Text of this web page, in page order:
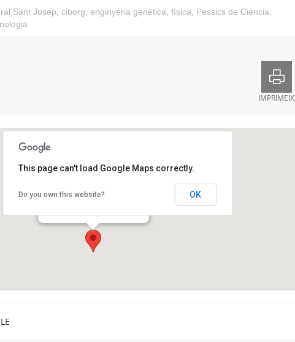
Sant Josep, ciborg, enginyeria genètica, física, Pessics de Ciència,
IMPRIMEIX
Avinguda d'Isabel la Catòlica,32
This page can't load Google Maps correctly.
Do you own this website? OK